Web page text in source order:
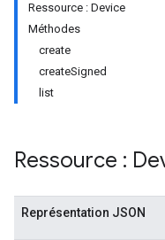
Ressource : Device
Méthodes
create
createSigned
list
Ressource :
Représentation JSON